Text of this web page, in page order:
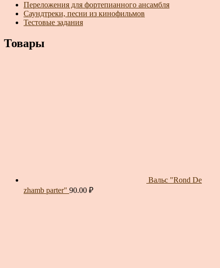
Переложения для фортепианного ансамбля
Саундтреки, песни из кинофильмов
Тестовые задания
Товары
Вальс "Rond De
zhamb parter" 90.00 ₽